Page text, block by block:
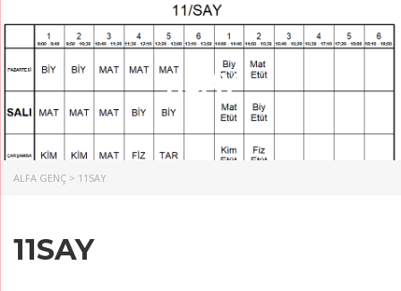
11SAY
ALFA GENÇ > 11SAY
11SAY